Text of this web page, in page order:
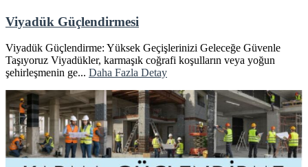
Viyadük Güçlendirmesi
Viyadük Güçlendirme: Yüksek Geçişlerinizi Geleceğe Güvenle
Taşıyoruz Viyadükler, karmaşık coğrafi koşulların veya yoğun
şehirleşmenin ge... Daha Fazla Detay